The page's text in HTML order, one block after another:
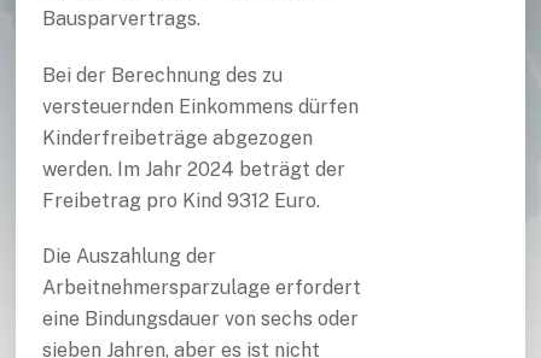
Bausparvertrags.
Bei der Berechnung des zu
versteuernden Einkommens dürfen
Kinderfreibeträge abgezogen
werden. Im Jahr 2024 beträgt der
Freibetrag pro Kind 9312 Euro.
Die Auszahlung der
Arbeitnehmersparzulage erfordert
eine Bindungsdauer von sechs oder
sieben Jahren, aber es ist nicht